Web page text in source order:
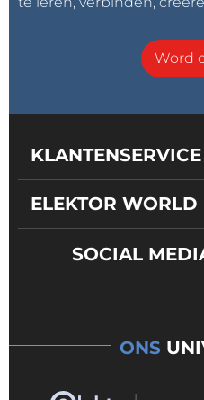
Word
KLANTENSERVICE
ELEKTOR WORLD
SOCIAL
ONS